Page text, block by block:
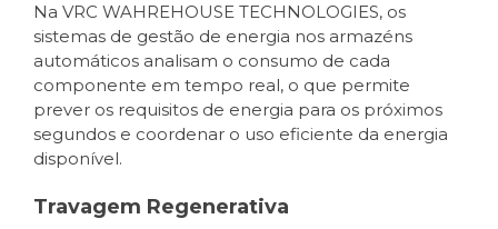
Na VRC WAHREHOUSE TECHNOLOGIES, os
sistemas de gestão de energia nos armazéns
automáticos analisam o consumo de cada
componente em tempo real, o que permite
prever os requisitos de energia para os próximos
segundos e coordenar o uso eficiente da energia
disponível.
Travagem Regenerativa